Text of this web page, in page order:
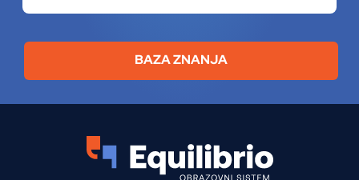
BAZA ZNANJA